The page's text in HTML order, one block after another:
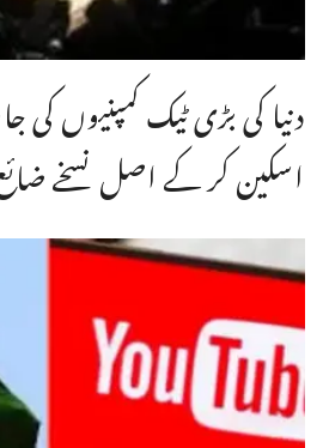
دنیا کی بڑی ٹیک کمپنیوں
اسکین کر کے اصل نسخے